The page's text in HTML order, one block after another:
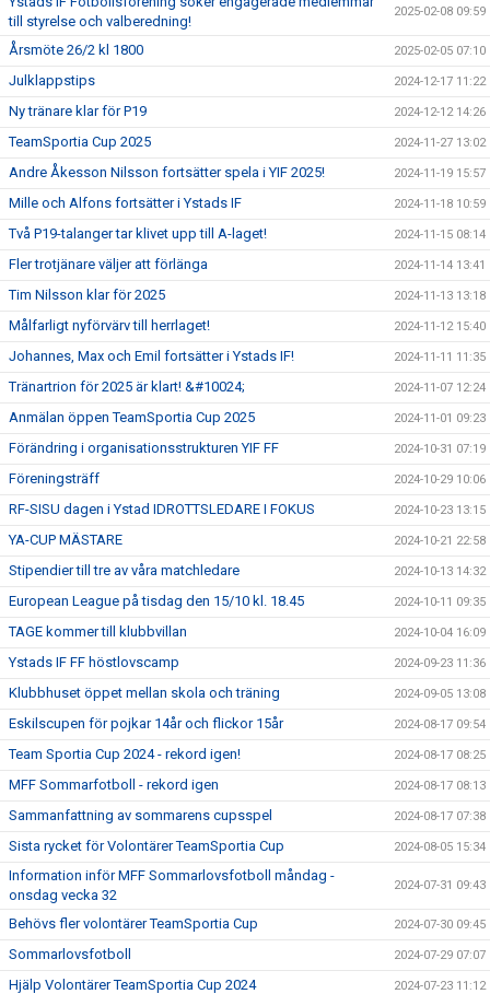
till styrelse och valberedning!
2025-02-08 09:59
Årsmöte 26/2 kl 1800 2025-02-05 07:10
Julklappstips 2024-12-17 11:22
Ny tränare klar för P19 2024-12-12 14:26
TeamSportia Cup 2025 2024-11-27 13:02
Andre Åkesson Nilsson fortsätter spela i YIF 2025! 2024-11-19 15:57
Mille och Alfons fortsätter i Ystads IF 2024-11-18 10:59
Två P19-talanger tar klivet upp till A-laget! 2024-11-15 08:14
Fler trotjänare väljer att förlänga 2024-11-14 13:41
Tim Nilsson klar för 2025 2024-11-13 13:18
Målfarligt nyförvärv till herrlaget! 2024-11-12 15:40
Johannes, Max och Emil fortsätter i Ystads IF! 2024-11-11 11:35
Tränartrion för 2025 är klart! &#10024; 2024-11-07 12:24
Anmälan öppen TeamSportia Cup 2025 2024-11-01 09:23
Förändring i organisationsstrukturen YIF FF 2024-10-31 07:19
Föreningsträff 2024-10-29 10:06
RF-SISU dagen i Ystad IDROTTSLEDARE I FOKUS 2024-10-23 13:15
YA-CUP MÄSTARE 2024-10-21 22:58
Stipendier till tre av våra matchledare 2024-10-13 14:32
European League på tisdag den 15/10 kl. 18.45 2024-10-11 09:35
TAGE kommer till klubbvillan 2024-10-04 16:09
Ystads IF FF höstlovscamp 2024-09-23 11:36
Klubbhuset öppet mellan skola och träning 2024-09-05 13:08
Eskilscupen för pojkar 14år och flickor 15år 2024-08-17 09:54
Team Sportia Cup 2024 - rekord igen! 2024-08-17 08:25
MFF Sommarfotboll - rekord igen 2024-08-17 08:13
Sammanfattning av sommarens cupsspel 2024-08-17 07:38
Sista rycket för Volontärer TeamSportia Cup 2024-08-05 15:34
Information inför MFF Sommarlovsfotboll måndag -
onsdag vecka 32
2024-07-31 09:43
Behövs fler volontärer TeamSportia Cup 2024-07-30 09:45
Sommarlovsfotboll 2024-07-29 07:07
Hjälp Volontärer TeamSportia Cup 2024 2024-07-23 11:12